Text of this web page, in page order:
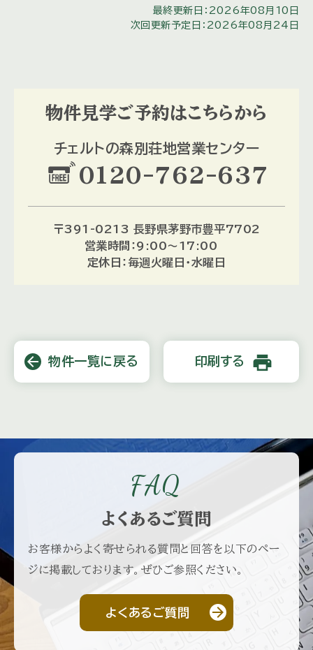
最終更新日：2026年08月10日
次回更新予定日：2026年08月24日
物件見学ご予約はこちらから
チェルトの森別荘地営業センター
0120-762-637
〒391-0213 長野県茅野市豊平7702
営業時間：9:00～17:00
定休日：毎週火曜日・水曜日
arrow_back 物件一覧に戻る 印刷する print
FAQ
よくあるご質問
お客様からよく寄せられる質問と回答を以下のペー
ジに掲載しております。ぜひご参照ください。
よくあるご質問 arrow_forward